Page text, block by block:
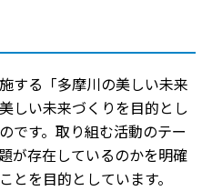
する「多摩川の美しい未来
しい未来づくりを目的とし
です。取り組む活動のテー
が存在しているのかを明確
とを目的としています。